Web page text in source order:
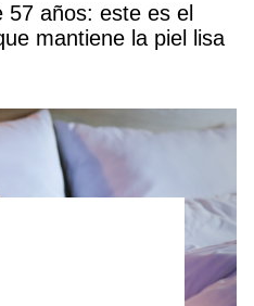
años: este es el
mantiene la piel lisa